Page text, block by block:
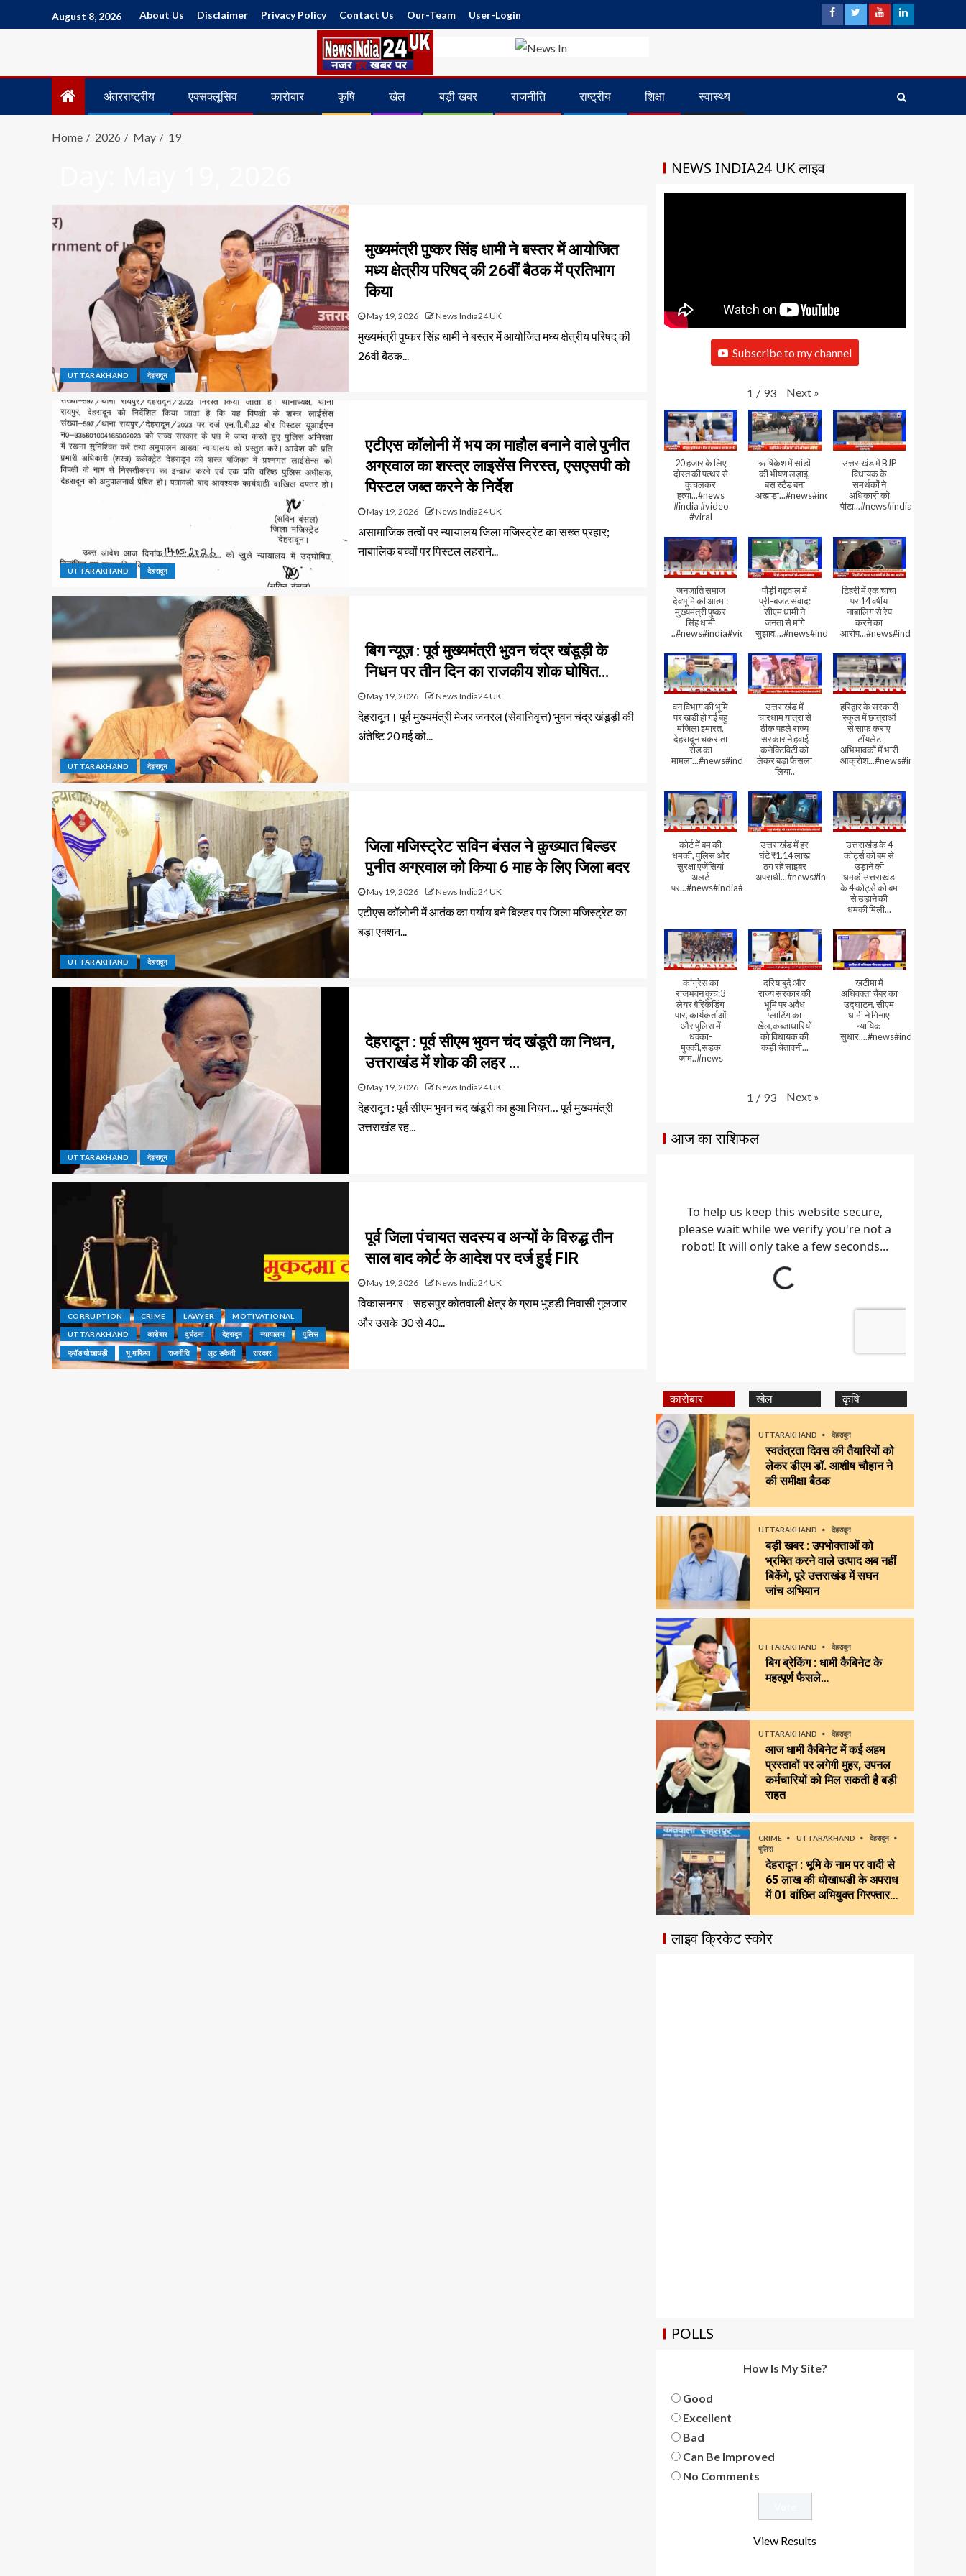
August 8, 2026 About Us Disclaimer Privacy Policy Contact Us Our-Team User-Login
अंतरराष्ट्रीय एक्सक्लूसिव कारोबार कृषि खेल बड़ी खबर राजनीति राष्ट्रीय शिक्षा स्वास्थ्य
Home 2026 May 19
UTTARAKHAND देहरादून
मुख्यमंत्री पुष्कर सिंह धामी ने बस्तर में आयोजित
मध्य क्षेत्रीय परिषद् की 26वीं बैठक में प्रतिभाग
किया
May 19, 2026 News India24 UK
मुख्यमंत्री पुष्कर सिंह धामी ने बस्तर में आयोजित मध्य क्षेत्रीय परिषद् की
26वीं बैठक...
UTTARAKHAND देहरादून
एटीएस कॉलोनी में भय का माहौल बनाने वाले पुनीत
अग्रवाल का शस्त्र लाइसेंस निरस्त, एसएसपी को
पिस्टल जब्त करने के निर्देश
May 19, 2026 News India24 UK
असामाजिक तत्वों पर न्यायालय जिला मजिस्ट्रेट का सख्त प्रहार;
नाबालिक बच्चों पर पिस्टल लहराने...
UTTARAKHAND देहरादून
बिग न्यूज़ : पूर्व मुख्यमंत्री भुवन चंद्र खंडूड़ी के
निधन पर तीन दिन का राजकीय शोक घोषित…
May 19, 2026 News India24 UK
देहरादून। पूर्व मुख्यमंत्री मेजर जनरल (सेवानिवृत्त) भुवन चंद्र खंडूड़ी की
अंतेष्टि 20 मई को...
UTTARAKHAND देहरादून
जिला मजिस्ट्रेट सविन बंसल ने कुख्यात बिल्डर
पुनीत अग्रवाल को किया 6 माह के लिए जिला बदर
May 19, 2026 News India24 UK
एटीएस कॉलोनी में आतंक का पर्याय बने बिल्डर पर जिला मजिस्ट्रेट का
बड़ा एक्शन...
UTTARAKHAND देहरादून
देहरादून : पूर्व सीएम भुवन चंद खंडूरी का निधन,
उत्तराखंड में शोक की लहर …
May 19, 2026 News India24 UK
देहरादून : पूर्व सीएम भुवन चंद खंडूरी का हुआ निधन… पूर्व मुख्यमंत्री
उत्तराखंड रह...
CORRUPTION CRIME LAWYER MOTIVATIONAL
UTTARAKHAND कारोबार दुर्घटना देहरादून न्यायालय पुलिस
फ्रॉड धोखाधड़ी भू माफिया राजनीति लूट डकैती सरकार
पूर्व जिला पंचायत सदस्य व अन्यों के विरुद्ध तीन
साल बाद कोर्ट के आदेश पर दर्ज हुई FIR
May 19, 2026 News India24 UK
विकासनगर। सहसपुर कोतवाली क्षेत्र के ग्राम भुडडी निवासी गुलजार
और उसके 30 से 40...
NEWS INDIA24 UK लाइव
Subscribe to my channel
1 / 93 Next »
20 हजार के लिए
दोस्त की पत्थर से
कुचलकर
हत्या...#news
#india #video
#viral
ऋषिकेश में सांडों
की भीषण लड़ाई,
बस स्टैंड बना
अखाड़ा...#news#india#video#viral
उत्तराखंड में BJP
विधायक के
समर्थकों ने
अधिकारी को
पीटा...#news#india#video#viral
जनजाति समाज
देवभूमि की आत्मा:
मुख्यमंत्री पुष्कर
सिंह धामी
..#news#india#video#viral
पौड़ी गढ़वाल में
प्री-बजट संवाद:
सीएम धामी ने
जनता से मांगे
सुझाव....#news#india#video#viral
टिहरी में एक चाचा
पर 14 वर्षीय
नाबालिग से रेप
करने का
आरोप...#news#india#video
वन विभाग की भूमि
पर खड़ी हो गई बहु
मंजिला इमारत,
देहरादून चकराता
रोड का
मामला...#news#india#video
उत्तराखंड में
चारधाम यात्रा से
ठीक पहले राज्य
सरकार ने हवाई
कनेक्टिविटी को
लेकर बड़ा फैसला
लिया..
हरिद्वार के सरकारी
स्कूल में छात्राओं
से साफ कराए
टॉयलेट
अभिभावकों में भारी
आक्रोश...#news#india
कोर्ट में बम की
धमकी, पुलिस और
सुरक्षा एजेंसियां
अलर्ट
पर...#news#india#video#viral
उत्तराखंड में हर
घंटे ₹1.14 लाख
ठग रहे साइबर
अपराधी...#news#india#video#viral
उत्तराखंड के 4
कोर्ट्स को बम से
उड़ाने की
धमकीउत्तराखंड
के 4 कोर्ट्स को बम
से उड़ाने की
धमकी मिली...
कांग्रेस का
राजभवन कूच:3
लेयर बैरिकेडिंग
पार, कार्यकर्ताओं
और पुलिस में
धक्का-
मुक्की,सड़क
जाम..#news
दरियाबुर्द और
राज्य सरकार की
भूमि पर अवैध
प्लाटिंग का
खेल,कब्जाधारियों
को विधायक की
कड़ी चेतावनी...
खटीमा में
अधिवक्ता चैंबर का
उद्घाटन, सीएम
धामी ने गिनाए
न्यायिक
सुधार....#news#india#video
1 / 93 Next »
आज का राशिफल
कारोबार खेल कृषि
UTTARAKHAND देहरादून
स्वतंत्रता दिवस की तैयारियों को
लेकर डीएम डॉ. आशीष चौहान ने
की समीक्षा बैठक
UTTARAKHAND देहरादून
बड़ी खबर : उपभोक्ताओं को
भ्रमित करने वाले उत्पाद अब नहीं
बिकेंगे, पूरे उत्तराखंड में सघन
जांच अभियान
UTTARAKHAND देहरादून
बिग ब्रेकिंग : धामी कैबिनेट के
महत्पूर्ण फैसले…
UTTARAKHAND देहरादून
आज धामी कैबिनेट में कई अहम
प्रस्तावों पर लगेगी मुहर, उपनल
कर्मचारियों को मिल सकती है बड़ी
राहत
CRIME UTTARAKHAND
देहरादून
पुलिस
देहरादून : भूमि के नाम पर वादी से
65 लाख की धोखाधडी के अपराध
में 01 वांछित अभियुक्त गिरफ्तार…
लाइव क्रिकेट स्कोर
POLLS
How Is My Site?
Good
Excellent
Bad
Can Be Improved
No Comments
View Results